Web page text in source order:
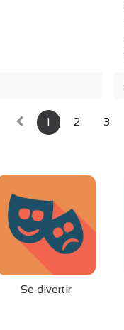
1 2 3
Se divertir